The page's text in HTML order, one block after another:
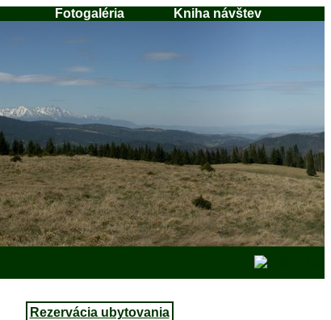
Fotogaléria Kniha návštev
Rezervácia ubytovania